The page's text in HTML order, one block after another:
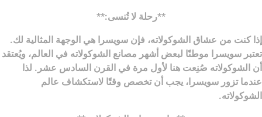
**رحلة لا تُنسى:**
إذا كنت من عشاق الشوكولاته، فإن سويسرا هي الوجهة المثالية لك.
تعتبر سويسرا موطنًا لبعض أشهر مصانع الشوكولاته في العالم، ويُعتقد
أن الشوكولاته صُنِعت هنا لأول مرة في القرن السادس عشر. لذا
عندما تزور سويسرا، يجب أن تخصص وقتًا لاستكشاف عالم
الشوكولاته.